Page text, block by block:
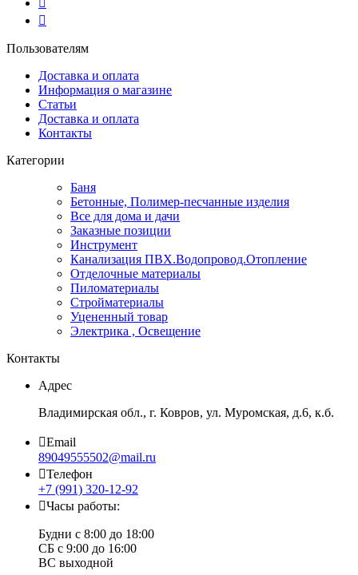
Пользователям
Доставка и оплата
Информация о магазине
Статьи
Доставка и оплата
Контакты
Категории
Баня
Бетонные, Полимер-песчанные изделия
Все для дома и дачи
Заказные позиции
Инструмент
Канализация ПВХ.Водопровод.Отопление
Отделочные материалы
Пиломатериалы
Стройматериалы
Уцененный товар
Электрика , Освещение
Контакты
Адрес
Владимирская обл., г. Ковров, ул. Муромская, д.6, к.б.
Email
89049555502@mail.ru
Телефон
+7 (991) 320-12-92
Часы работы:
Будни с 8:00 до 18:00
СБ с 9:00 до 16:00
ВС выходной